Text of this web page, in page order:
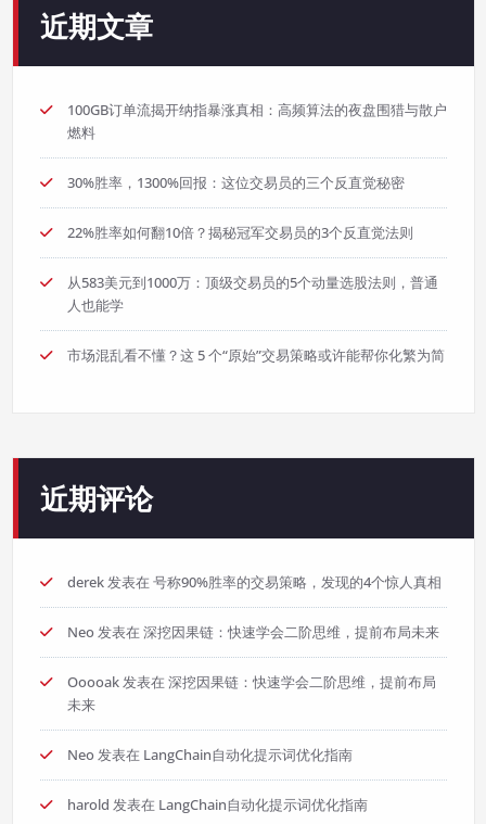
近期文章
100GB订单流揭开纳指暴涨真相：高频算法的夜盘围猎与散户
燃料
30%胜率，1300%回报：这位交易员的三个反直觉秘密
22%胜率如何翻10倍？揭秘冠军交易员的3个反直觉法则
从583美元到1000万：顶级交易员的5个动量选股法则，普通
人也能学
市场混乱看不懂？这 5 个“原始”交易策略或许能帮你化繁为简
近期评论
derek发表在 号称90%胜率的交易策略，发现的4个惊人真相
Neo发表在 深挖因果链：快速学会二阶思维，提前布局未来
Ooooak发表在 深挖因果链：快速学会二阶思维，提前布局
未来
Neo发表在 LangChain自动化提示词优化指南
harold 发表在 LangChain自动化提示词优化指南